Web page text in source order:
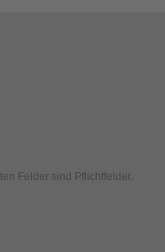
Felder sind Pflichtfelder.